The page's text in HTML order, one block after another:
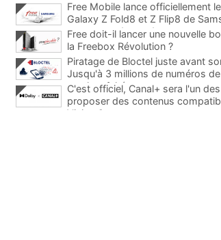
Free Mobile lance officiellement
Galaxy Z Fold8 et Z Flip8 de
promos et des cadeaux
Free doit-il lancer une nouvelle
la Freebox Révolution ?
Piratage de Bloctel juste avant
Jusqu'à 3 millions de numéros
auraient fuité
C'est officiel, Canal+ sera l'un
proposer des contenus
Vision 2